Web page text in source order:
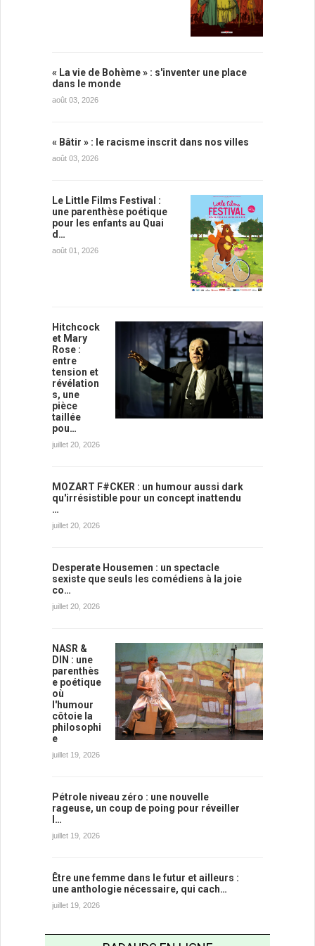
« La vie de Bohème » : s'inventer une place
dans le monde
août 03, 2026
« Bâtir » : le racisme inscrit dans nos villes
août 03, 2026
Le Little Films Festival :
une parenthèse poétique
pour les enfants au Quai
d…
août 01, 2026
Hitchcock
et Mary
Rose :
entre
tension et
révélation
s, une
pièce
taillée
pou…
juillet 20, 2026
MOZART F#CKER : un humour aussi dark
qu'irrésistible pour un concept inattendu
…
juillet 20, 2026
Desperate Housemen : un spectacle
sexiste que seuls les comédiens à la joie
co…
juillet 20, 2026
NASR &
DIN : une
parenthès
e poétique
où
l'humour
côtoie la
philosophi
e
juillet 19, 2026
Pétrole niveau zéro : une nouvelle
rageuse, un coup de poing pour réveiller
l…
juillet 19, 2026
Être une femme dans le futur et ailleurs :
une anthologie nécessaire, qui cach…
juillet 19, 2026